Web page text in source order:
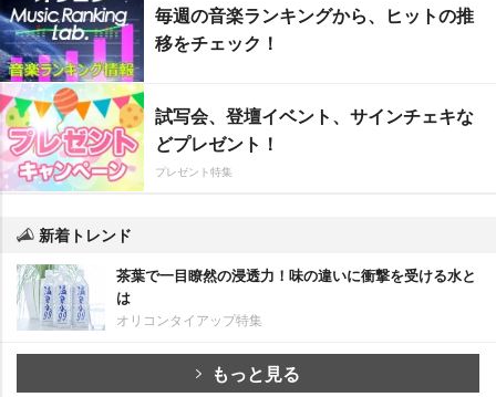
毎週の音楽ランキングから、ヒットの推
移をチェック！
試写会、登壇イベント、サインチェキな
どプレゼント！
プレゼント特集
新着トレンド
茶葉で一目瞭然の浸透力！味の違いに衝撃を受ける水と
は
オリコンタイアップ特集
もっと見る